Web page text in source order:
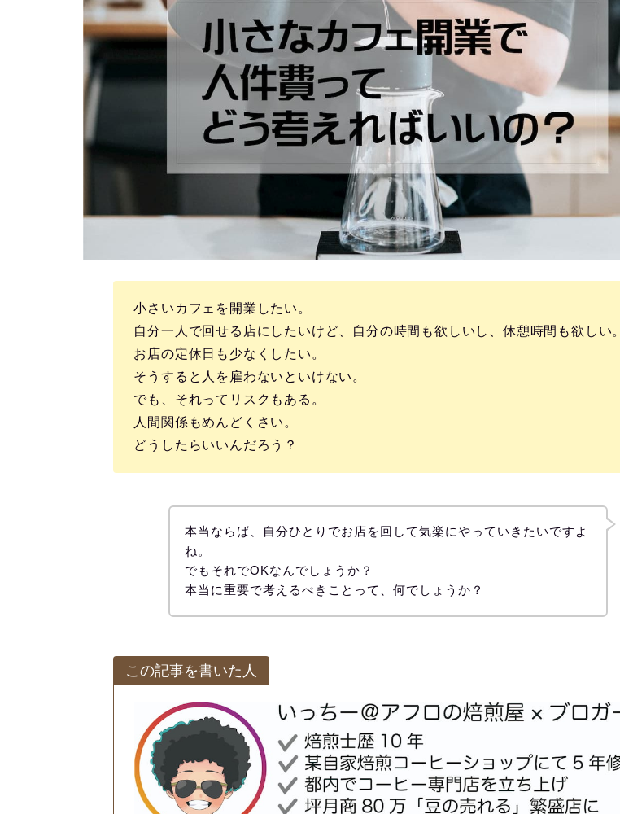
小さいカフェを開業したい。
自分一人で回せる店にしたいけど、自分の時間も欲しいし、休憩時間も欲しい。
お店の定休日も少なくしたい。
そうすると人を雇わないといけない。
でも、それってリスクもある。
人間関係もめんどくさい。
どうしたらいいんだろう？
本当ならば、自分ひとりでお店を回して気楽にやっていきたいですよ
ね。
でもそれでOKなんでしょうか？
本当に重要で考えるべきことって、何でしょうか？
この記事を書いた人